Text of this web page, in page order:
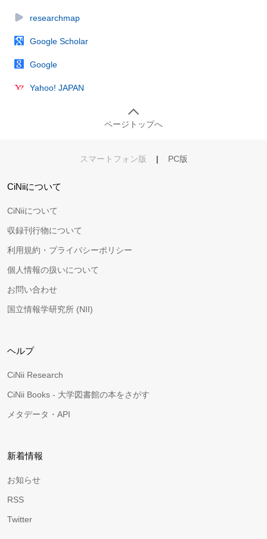
researchmap
Google Scholar
Google
Yahoo! JAPAN
ページトップへ
スマートフォン版 | PC版
CiNiiについて
CiNiiについて
収録刊行物について
利用規約・プライバシーポリシー
個人情報の扱いについて
お問い合わせ
国立情報学研究所 (NII)
ヘルプ
CiNii Research
CiNii Books - 大学図書館の本をさがす
メタデータ・API
新着情報
お知らせ
RSS
Twitter